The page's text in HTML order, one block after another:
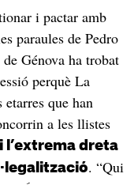
i pactar amb
paraules de Pedro
Génova ha trobat
perquè La
que han
a les llistes
l’extrema dreta
. “Qui